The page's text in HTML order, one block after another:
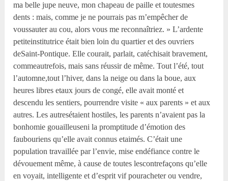
ma belle jupe neuve, mon chapeau de paille et toutesmes
dents : mais, comme je ne pourrais pas m’empêcher de
voussauter au cou, alors vous me reconnaîtriez. » L’ardente
petiteinstitutrice était bien loin du quartier et des ouvriers
deSaint-Pontique. Elle courait, parlait, catéchisait bravement,
commeautrefois, mais sans réussir de même. Tout l’été, tout
l’automne,tout l’hiver, dans la neige ou dans la boue, aux
heures libres etaux jours de congé, elle avait monté et
descendu les sentiers, pourrendre visite « aux parents » et aux
autres. Les autresétaient hostiles, les parents n’avaient pas la
bonhomie gouailleuseni la promptitude d’émotion des
faubouriens qu’elle avait connus etaimés. C’était une
population travaillée par l’envie, mise endéfiance contre le
dévouement même, à cause de toutes lescontrefaçons qu’elle
en voyait, intelligente et d’esprit vif pouracheter ou vendre,